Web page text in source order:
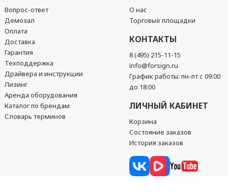
Вопрос-ответ
Демозал
Оплата
Доставка
Гарантия
Техподдержка
Драйвера и инструкции
Лизинг
Аренда оборудования
Каталог по брендам
Словарь терминов
О нас
Торговые площадки
КОНТАКТЫ
8 (495) 215-11-15
info@forsign.ru
График работы: пн-пт с 09:00
до 18:00
ЛИЧНЫЙ КАБИНЕТ
Корзина
Состояние заказов
История заказов